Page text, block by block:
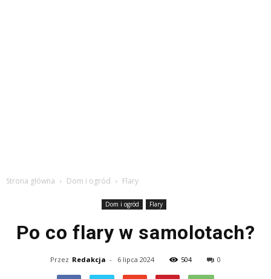
Strona główna Dom i ogród Flary
Dom i ogród Flary
Po co flary w samolotach?
Przez Redakcja - 6 lipca 2024 504 0